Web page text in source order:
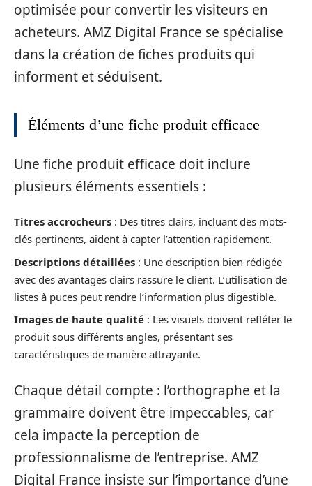
optimisée pour convertir les visiteurs en
acheteurs. AMZ Digital France se spécialise
dans la création de fiches produits qui
informent et séduisent.
Éléments d’une fiche produit efficace
Une fiche produit efficace doit inclure
plusieurs éléments essentiels :
Titres accrocheurs : Des titres clairs, incluant des mots-
clés pertinents, aident à capter l’attention rapidement.
Descriptions détaillées : Une description bien rédigée
avec des avantages clairs rassure le client. L’utilisation de
listes à puces peut rendre l’information plus digestible.
Images de haute qualité : Les visuels doivent refléter le
produit sous différents angles, présentant ses
caractéristiques de manière attrayante.
Chaque détail compte : l’orthographe et la
grammaire doivent être impeccables, car
cela impacte la perception de
professionnalisme de l’entreprise. AMZ
Digital France insiste sur l’importance d’une